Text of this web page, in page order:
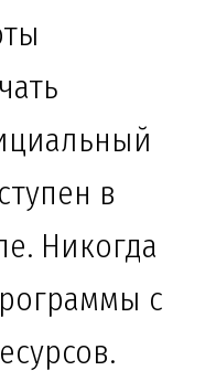
в
Никогда
с